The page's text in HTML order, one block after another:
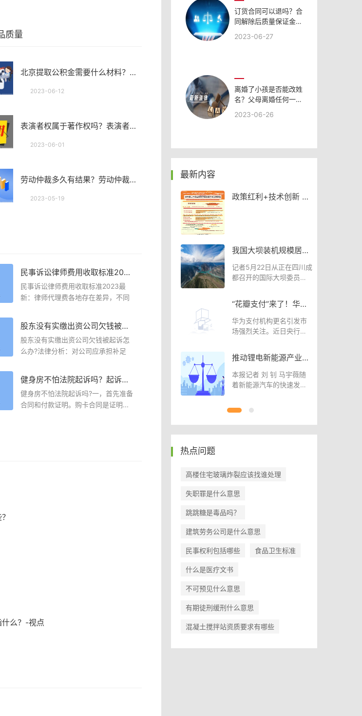
质量
北京提取公积金需要什么材料？住房公积金管理条例第二十四条内容是什么？-环球最资讯
2023-06-12
表演者权属于著作权吗？表演者权是什么时候产生的？
2023-06-01
劳动仲裁多久有结果？劳动仲裁流程有哪些？劳动仲裁不受理范围有哪些？
2023-05-19
民事诉讼律师费用收取标准2023最新 民事案件律师代理流程介绍|天天速看
民事诉讼律师费用收取标准2023最
新：律师代理费各地存在差异，不同
股东没有实缴出资公司欠钱被起诉？股东不配合注销公司怎么处理？
股东没有实缴出资公司欠钱被起诉怎
么办?法律分析：对公司应承担补足
健身房不怕法院起诉吗？起诉健身房需要公诉吗？
健身房不怕法院起诉吗?一，首先准备
合同和付款证明。购卡合同是证明...
么？-视点
订货合同可以退吗？合
同解除后质量保证金的
2023-06-27
离婚了小孩是否能改姓
名？父母离婚任何一方
名吗？ 每日快看
2023-06-26
最新内容
活力 快看点
一带一路 大道同行互联互
通释放强劲动能 数字丝绸
之路迸发生机活
今日热文：（乡村行·看
村”香飘世界
中新网福建三明10月14日
电 (雷朝良 吴文凯 许琰)远
山如黛，流水
（高质量发展调研行）
科技”现代产业城-世界
今头条
中新网重庆10月14日电
题：重庆永川：打造智慧
科技现代产业城中新
政策红利+技术创新 家
我国大坝装机规模居世
界第一
记者5月22日从正在四川成
都召开的国际大坝委员会
“花瓣支付”来了！华为
要和支付宝微信抢市
场？_热资讯
华为支付机构更名引发市
场强烈关注。近日央行网
推动锂电新能源产业高
质量发展 自然资源部加
大锂矿区块出让力度-
本报记者 刘 钊 马宇薇随
着新能源汽车的快速发展
热点问题
高楼住宅玻璃炸裂应该找谁处理
失职罪是什么意思
跳跳糖是毒品吗？
建筑劳务公司是什么意思
民事权利包括哪些 食品卫生标准
什么是医疗文书
不可预见什么意思
有期徒刑缓刑什么意思
混凝土搅拌站资质要求有哪些